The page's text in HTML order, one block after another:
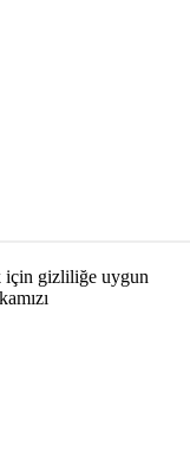
için gizliliğe uygun